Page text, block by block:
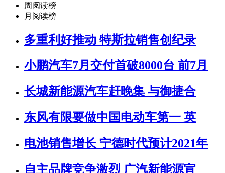
周阅读榜
月阅读榜
多重利好推动 特斯拉销售创纪录
小鹏汽车7月交付首破8000台 前7月
长城新能源汽车赶晚集 与御捷合
东风有限要做中国电动车第一 英
电池销售增长 宁德时代预计2021年
自主品牌竞争激烈 广汽新能源宣